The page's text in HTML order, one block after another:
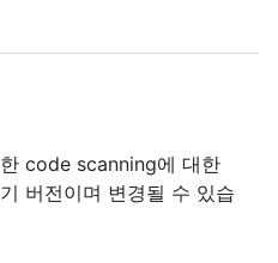
code scanning에 대한
버전이며 변경될 수 있습